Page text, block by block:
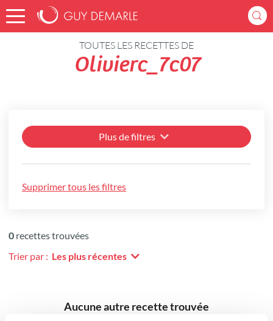
Accueil Recettes
TOUTES LES RECETTES DE
Olivierc_7c07
Plus de filtres
Supprimer tous les filtres
0 recettes trouvées
Trier par : Les plus récentes
Aucune autre recette trouvée